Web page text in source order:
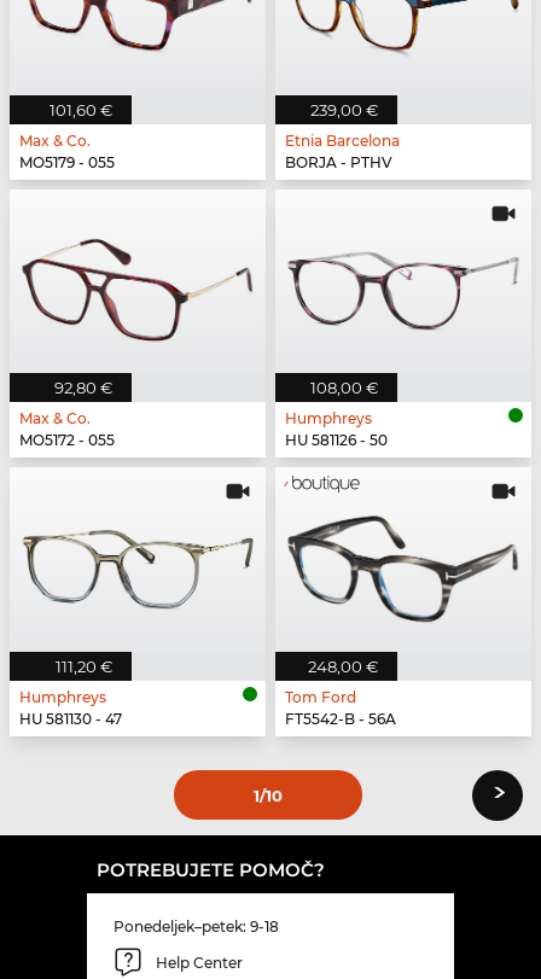
101,60 €
Max & Co.
MO5179 - 055
239,00 €
Etnia Barcelona
BORJA - PTHV
92,80 €
Max & Co.
MO5172 - 055
108,00 €
Humphreys
HU 581126 - 50
111,20 €
Humphreys
HU 581130 - 47
248,00 €
Tom Ford
FT5542-B - 56A
1/10 ›
POTREBUJETE POMOČ?
Ponedeljek–petek: 9-18
Help Center